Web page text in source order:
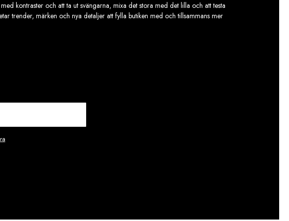
kontraster och att ta ut svängarna, mixa det stora med det lilla och att testa
trender, märken och nya detaljer att fylla butiken med och tillsammans mer